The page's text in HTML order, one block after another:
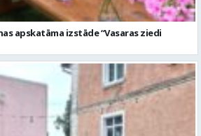
apskatāma izstāde “Vasaras ziedi